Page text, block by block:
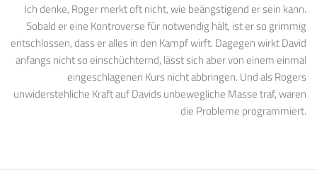
Ich denke, Roger merkt oft nicht, wie beängstigend er sein kann.
Sobald er eine Kontroverse für notwendig hält, ist er so grimmig
entschlossen, dass er alles in den Kampf wirft. Dagegen wirkt David
anfangs nicht so einschüchternd, lässt sich aber von einem einmal
eingeschlagenen Kurs nicht abbringen. Und als Rogers
unwiderstehliche Kraft auf Davids unbewegliche Masse traf, waren
die Probleme programmiert.